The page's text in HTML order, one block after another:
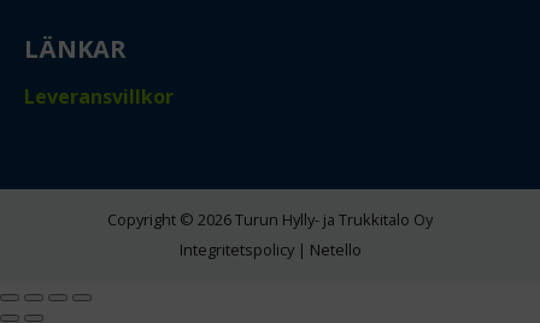
LÄNKAR
Leveransvillkor
Copyright © 2026 Turun Hylly- ja Trukkitalo Oy
Integritetspolicy| Netello